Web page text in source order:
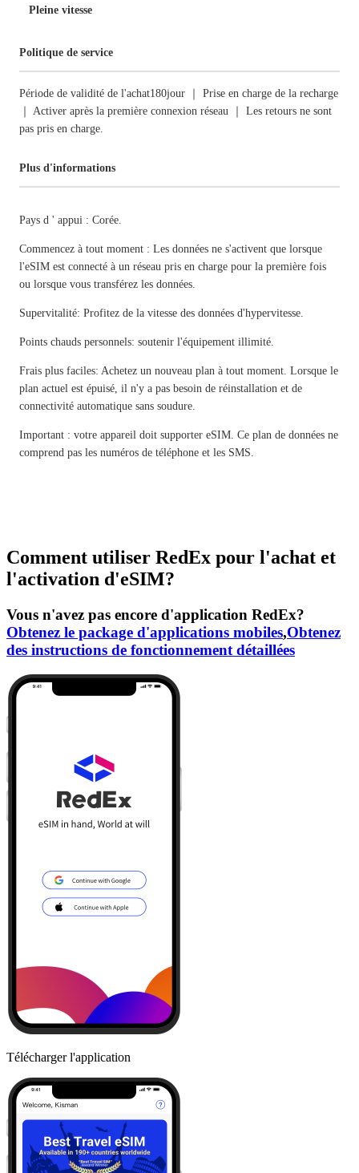
Pleine vitesse
Politique de service
Période de validité de l'achat180jour ｜ Prise en charge de la recharge
｜ Activer après la première connexion réseau ｜ Les retours ne sont
pas pris en charge.
Plus d'informations
Pays d ' appui : Corée.
Commencez à tout moment : Les données ne s'activent que lorsque
l'eSIM est connecté à un réseau pris en charge pour la première fois
ou lorsque vous transférez les données.
Supervitalité: Profitez de la vitesse des données d'hypervitesse.
Points chauds personnels: soutenir l'équipement illimité.
Frais plus faciles: Achetez un nouveau plan à tout moment. Lorsque le
plan actuel est épuisé, il n'y a pas besoin de réinstallation et de
connectivité automatique sans soudure.
Important : votre appareil doit supporter eSIM. Ce plan de données ne
comprend pas les numéros de téléphone et les SMS.
Comment utiliser RedEx pour l'achat et
l'activation d'eSIM?
Vous n'avez pas encore d'application RedEx?
Obtenez le package d'applications mobiles,Obtenez
des instructions de fonctionnement détaillées
Télécharger l'application